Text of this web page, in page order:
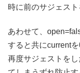
時に前のサジェス
あわせて、
すると共にcurrent
再度サジェストを